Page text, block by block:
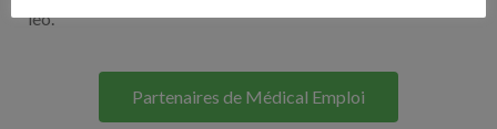
leo.
Partenaires de Médical Emploi